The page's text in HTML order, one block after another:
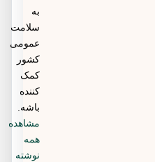
سلامت
عمومی
کشور
باشه.
مشاهده
نوشته